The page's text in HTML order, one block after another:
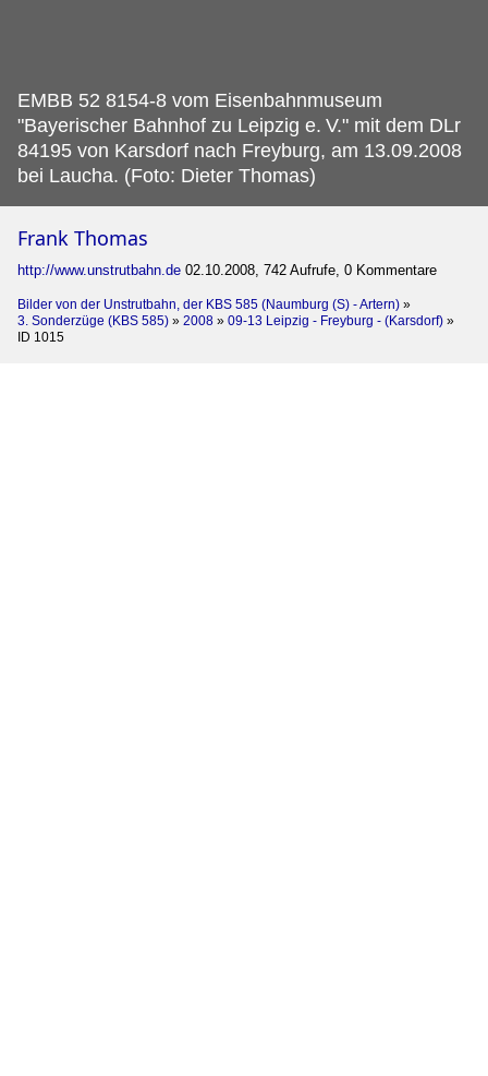
EMBB 52 8154-8 vom Eisenbahnmuseum
"Bayerischer Bahnhof zu Leipzig e. V." mit dem DLr
84195 von Karsdorf nach Freyburg, am 13.09.2008
bei Laucha. (Foto: Dieter Thomas)
Frank Thomas
http://www.unstrutbahn.de 02.10.2008, 742 Aufrufe, 0 Kommentare
Bilder von der Unstrutbahn, der KBS 585 (Naumburg (S) - Artern) »
3. Sonderzüge (KBS 585) » 2008 » 09-13 Leipzig - Freyburg - (Karsdorf) »
ID 1015